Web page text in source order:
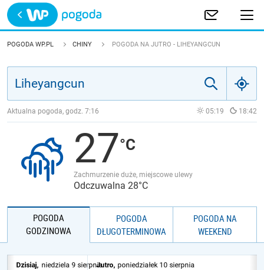
Trwa ładowanie
POLSKA
JAKOŚĆ POWIETRZA
POGODA WP.PL CHINY POGODA NA JUTRO - LIHEYANGCUN
Aktualna pogoda, godz. 7:16 05:19 18:42
27
Zachmurzenie duże, miejscowe ulewy
Odczuwalna 28°C
POGODA
GODZINOWA
POGODA
DŁUGOTERMINOWA
POGODA NA
WEEKEND